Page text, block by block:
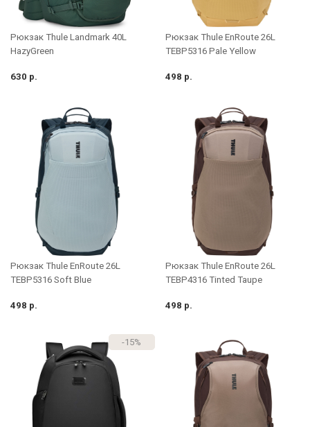
Рюкзак Thule Landmark 40L
HazyGreen
630 р.
Рюкзак Thule EnRoute 26L
TEBP5316 Pale Yellow
498 р.
Рюкзак Thule EnRoute 26L
TEBP5316 Soft Blue
498 р.
Рюкзак Thule EnRoute 26L
TEBP4316 Tinted Taupe
498 р.
-15%